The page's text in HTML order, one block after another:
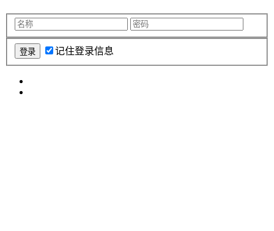
记住登录信息